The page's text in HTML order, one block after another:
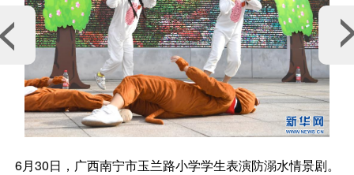
学习进行时 高层 时政 人事
国际 财经 网评 港澳
台湾 思客智库 全球连线 教育
科技 科普 体育 文化
健康 军事 访谈 视频
6月30日，广西南宁市玉兰路小学学生表演防溺水情景剧。